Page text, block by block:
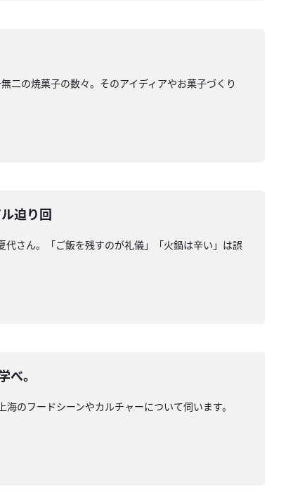
二の焼菓子の数々。そのアイディアやお菓子づくり
迫り回
さん。「ご飯を残すのが礼儀」「火鍋は辛い」は誤
。
のフードシーンやカルチャーについて伺います。